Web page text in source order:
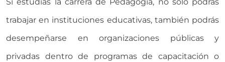
trabajar en instituciones educativas, también podrás
desempeñarse en organizaciones públicas y
privadas dentro de programas de capacitación o